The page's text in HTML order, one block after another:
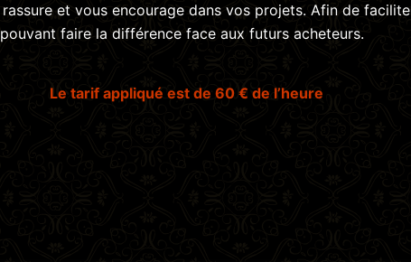
et vous encourage dans vos projets. Afin de
faire la différence face aux futurs acheteurs.
Le tarif appliqué est de 60 € de l’heure